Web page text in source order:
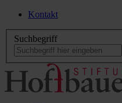
Kontakt
Suchbegriff